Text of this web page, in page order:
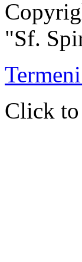
"Sf.
Click